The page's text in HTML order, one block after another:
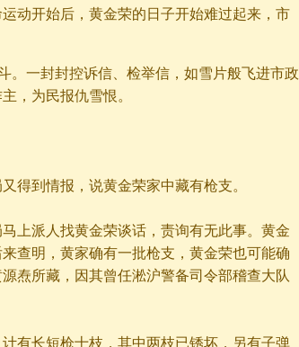
开始后，黄金荣的日子开始难过起来，市
。一封封控诉信、检举信，如雪片般飞进市政
，为民报仇雪恨。
到情报，说黄金荣家中藏有枪支。
派人找黄金荣谈话，责询有无此事。黄金
查明，黄家确有一批枪支，黄金荣也可能确
焘所藏，因其曾任淞沪警备司令部稽查大队
长短枪十枝，其中两枝已锈坏，另有子弹